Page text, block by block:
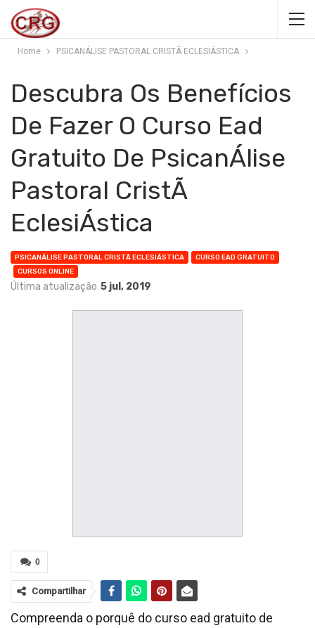
Home PSICANÁLISE PASTORAL CRISTÃ ECLESIÁSTICA
Descubra Os Benefícios
De Fazer O Curso Ead
Gratuito De PsicanÁlise
Pastoral CristÃ
EclesiÁstica
PSICANÁLISE PASTORAL CRISTÃ ECLESIÁSTICA
CURSO EAD GRATUITO
CURSOS ONLINE
Última atualização 5 jul, 2019
0
Compartilhar
Compreenda o porquê do curso ead gratuito de